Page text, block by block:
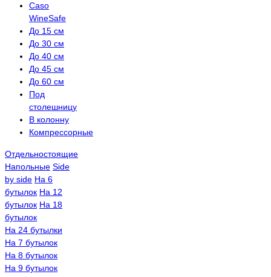
Caso
WineSafe
До 15 см
До 30 см
До 40 см
До 45 см
До 60 см
Под
столешницу
В колонну
Компрессорные
Отдельностоящие
Напольные Side
by side На 6
бутылок На 12
бутылок На 18
бутылок
На 24 бутылки
На 7 бутылок
На 8 бутылок
На 9 бутылок